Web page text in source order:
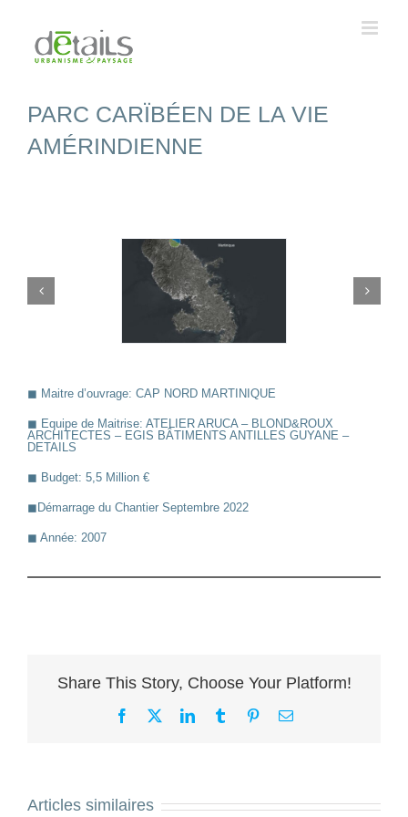
PARC CARÏBÉEN DE LA VIE
AMÉRINDIENNE
◼︎ Maitre d’ouvrage: CAP NORD MARTINIQUE
◼︎ Equipe de Maitrise: ATELIER ARUCA – BLOND&ROUX
ARCHITECTES – EGIS BÂTIMENTS ANTILLES GUYANE –
DETAILS
◼︎ Budget: 5,5 Million €
◼︎Démarrage du Chantier Septembre 2022
◼︎ Année: 2007
Share This Story, Choose Your Platform!
Facebook LinkedInTumblr PinterestEmail
Articles similaires